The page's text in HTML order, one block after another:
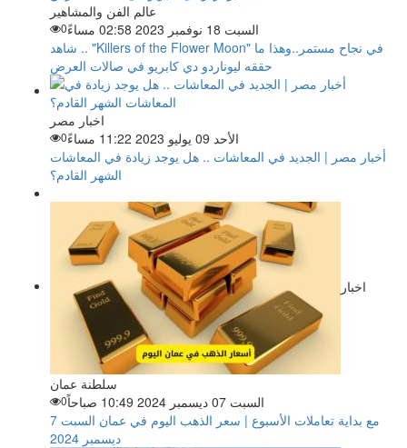
عالم الفن والمشاهير
السبت 18 نوفمبر 2023 02:58 مساءً
0
شاهد .. "Killers of the Flower Moon" في نجاح مستمر..وهذا ما
حققه ليوناردو دي كابريو في صالات العرض
اخبار مصر
الأحد 09 يوليو 2023 11:22 مساءً
0
أخبار مصر | الجديد في المعاشات .. هل يوجد زيادة في المعاشات
الشهر القادم؟
اخبار
سلطنة عمان
السبت 07 ديسمبر 2024 10:49 صباحاً
0
مع بداية تعاملات الأسبوع | سعر الذهب اليوم في عمان السبت 7
ديسمبر 2024